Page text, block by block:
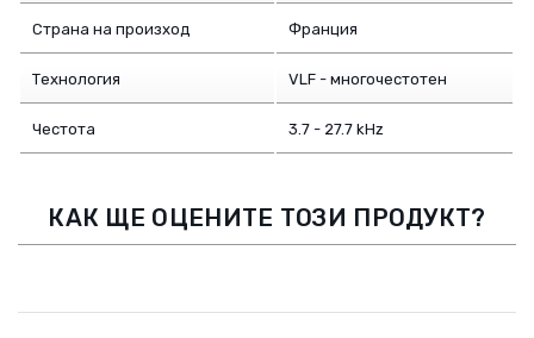
Страна на произход Франция
Технология VLF - многочестотен
Честота 3.7 - 27.7 kHz
КАК ЩЕ ОЦЕНИТЕ ТОЗИ ПРОДУКТ?